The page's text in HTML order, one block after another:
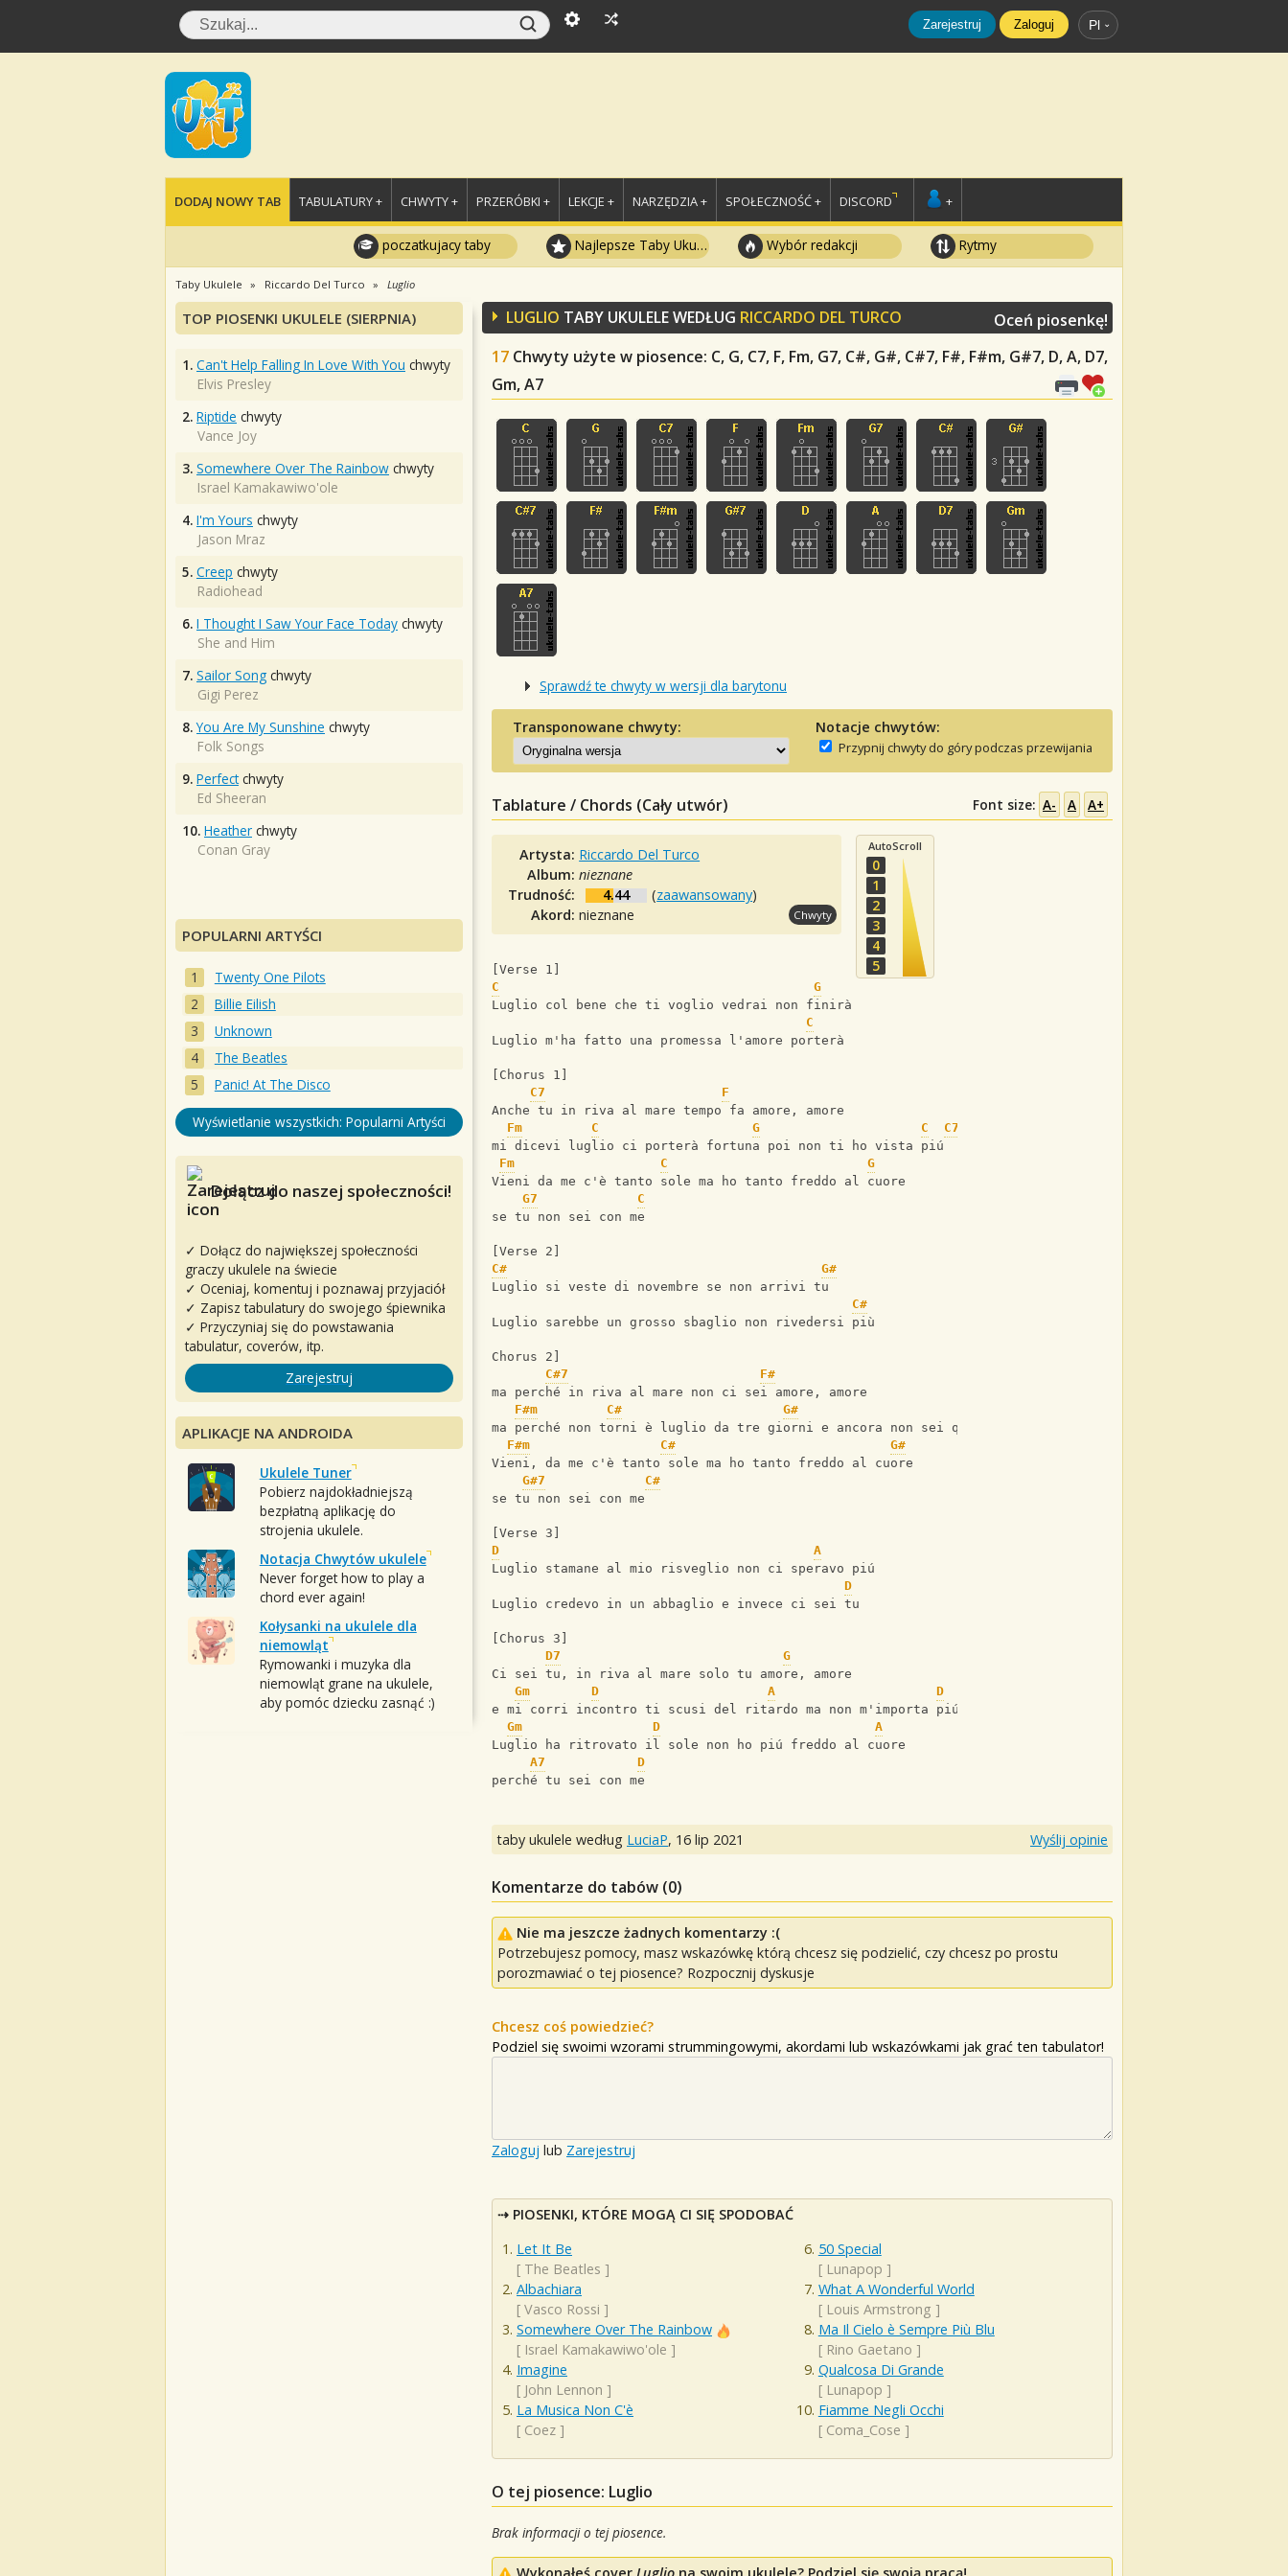
Zarejestruj Zaloguj Pl
DODAJ NOWY TAB TABULATURY + CHWYTY + PRZERÓBKI + LEKCJE + NARZĘDZIA + SPOŁECZNOŚĆ + DISCORD +
poczatkujacy taby Najlepsze Taby Ukulele Wybór redakcji Rytmy
Taby Ukulele Riccardo Del Turco Luglio
LUGLIO TABY UKULELE WEDŁUG RICCARDO DEL TURCO
17 Chwyty użyte w piosence: C, G, C7, F, Fm, G7, C#, G#, C#7, F#, F#m, G#7, D, A, D7,
Gm, A7
Oceń piosenkę!
Sprawdź te chwyty w wersji dla barytonu
Transponowane chwyty: Notacje chwytów:
Przypnij chwyty do góry podczas przewijania
Tablature / Chords (Cały utwór) Font size: A- A A+
Artysta: Riccardo Del Turco
Album:nieznane
Trudność:
4.44 (zaawansowany)
Akord:nieznane Chwyty
AutoScroll
0
1
2
3
4
5
[Verse 1]
C
G
Luglio col bene che ti voglio vedrai non finirà
C
Luglio m'ha fatto una promessa l'amore porterà
[Chorus 1]
C7
F
Anche tu in riva al mare tempo fa amore, amore
Fm
C G C
C7
mi dicevi luglio ci porterà fortuna poi non ti ho vista piú
Fm
C
G
Vieni da me c'è tanto sole ma ho tanto freddo al cuore
G7
C
se tu non sei con me
[Verse 2]
C#
G#
Luglio si veste di novembre se non arrivi tu
C#
Luglio sarebbe un grosso sbaglio non rivedersi più
Chorus 2]
C#7
F#
ma perché in riva al mare non ci sei amore, amore
F#m
C# G#
ma perché non torni è luglio da tre giorni e ancora non sei qui
F#m
C#
G#
Vieni, da me c'è tanto sole ma ho tanto freddo al cuore
G#7
C#
se tu non sei con me
[Verse 3]
D
A
Luglio stamane al mio risveglio non ci speravo piú
D
Luglio credevo in un abbaglio e invece ci sei tu
[Chorus 3]
D7
G
Ci sei tu, in riva al mare solo tu amore, amore
Gm
D A D
e mi corri incontro ti scusi del ritardo ma non m'importa piú
Gm
D
A
Luglio ha ritrovato il sole non ho piú freddo al cuore
A7
D
perché tu sei con me
taby ukulele według LuciaP, 16 lip 2021 Wyślij opinie
Komentarze do tabów (0)
Nie ma jeszcze żadnych komentarzy :(
Potrzebujesz pomocy, masz wskazówkę którą chcesz się podzielić, czy chcesz po prostu
porozmawiać o tej piosence? Rozpocznij dyskusje
Chcesz coś powiedzieć?
Podziel się swoimi wzorami strummingowymi, akordami lub wskazówkami jak grać ten tabulator!
Zaloguj lub Zarejestruj
PIOSENKI, KTÓRE MOGĄ CI SIĘ SPODOBAĆ
Let It Be
[ The Beatles ]
Albachiara
[ Vasco Rossi ]
Somewhere Over The Rainbow
[ Israel Kamakawiwo'ole ]
Imagine
[ John Lennon ]
La Musica Non C'è
[ Coez ]
50 Special
[ Lunapop ]
What A Wonderful World
[ Louis Armstrong ]
Ma Il Cielo è Sempre Più Blu
[ Rino Gaetano ]
Qualcosa Di Grande
[ Lunapop ]
Fiamme Negli Occhi
[ Coma_Cose ]
O tej piosence: Luglio
Brak informacji o tej piosence.
Wykonałeś cover Luglio na swoim ukulele? Podziel się swoją pracą!
TOP PIOSENKI UKULELE (SIERPNIA)
1. Can't Help Falling In Love With You chwyty
Elvis Presley
2. Riptide chwyty
Vance Joy
3. Somewhere Over The Rainbow chwyty
Israel Kamakawiwo'ole
4. I'm Yours chwyty
Jason Mraz
5. Creep chwyty
Radiohead
6. I Thought I Saw Your Face Today chwyty
She and Him
7. Sailor Song chwyty
Gigi Perez
8. You Are My Sunshine chwyty
Folk Songs
9. Perfectchwyty
Ed Sheeran
10. Heather chwyty
Conan Gray
POPULARNI ARTYŚCI
Twenty One Pilots
Billie Eilish
Unknown
The Beatles
Panic! At The Disco
Wyświetlanie wszystkich: Popularni Artyści
Dołącz do naszej społeczności!
✓ Dołącz do największej społeczności
graczy ukulele na świecie
✓ Oceniaj, komentuj i poznawaj przyjaciół
✓ Zapisz tabulatury do swojego śpiewnika
✓ Przyczyniaj się do powstawania
tabulatur, coverów, itp.
Zarejestruj
APLIKACJE NA ANDROIDA
Ukulele Tuner
Pobierz najdokładniejszą
bezpłatną aplikację do
strojenia ukulele.
Notacja Chwytów ukulele
Never forget how to play a
chord ever again!
Kołysanki na ukulele dla
niemowląt
Rymowanki i muzyka dla
niemowląt grane na ukulele,
aby pomóc dziecku zasnąć :)